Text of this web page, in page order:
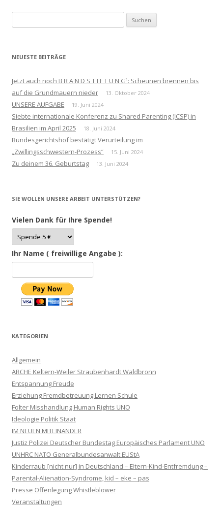
nach:
NEUESTE BEITRÄGE
Jetzt auch noch B R A N D S T I F T U N G¹: Scheunen brennen bis
auf die Grundmauern nieder
13. Oktober 2024
UNSERE AUFGABE 19. Juni 2024
Siebte internationale Konferenz zu Shared Parenting (ICSP) in
Brasilien im April 2025
18. Juni 2024
Bundesgerichtshof bestätigt Verurteilung im
„Zwillingsschwestern-Prozess“
15. Juni 2024
Zu deinem 36. Geburtstag 13. Juni 2024
SIE WOLLEN UNSERE ARBEIT UNTERSTÜTZEN?
Vielen Dank für Ihre Spende!
Ihr Name ( freiwillige Angabe ):
KATEGORIEN
Allgemein
ARCHE Keltern-Weiler Straubenhardt Waldbronn
Entspannung Freude
Erziehung Fremdbetreuung Lernen Schule
Folter Misshandlung Human Rights UNO
Ideologie Politik Staat
IM NEUEN MITEINANDER
Justiz Polizei Deutscher Bundestag Europäisches Parlament UNO
UNHRC NATO Generalbundesanwalt EUStA
Kinderraub [nicht nur] in Deutschland – Eltern-Kind-Entfremdung –
Parental-Alienation-Syndrome, kid – eke – pas
Presse Offenlegung Whistleblower
Veranstaltungen